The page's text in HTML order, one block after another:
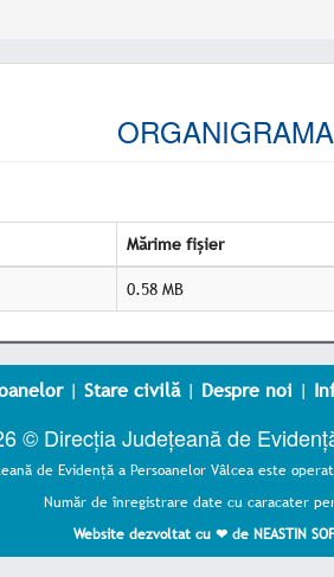
ORGANIGRAMA
Mărime fișier
0.58 MB
| Stare civilă| Despre noi|
© Direcția Județeană de
de Evidenţă a Persoanelor Vâlcea este
Număr de înregistrare date cu caracater
Website dezvoltat cu ❤ de NEASTIN